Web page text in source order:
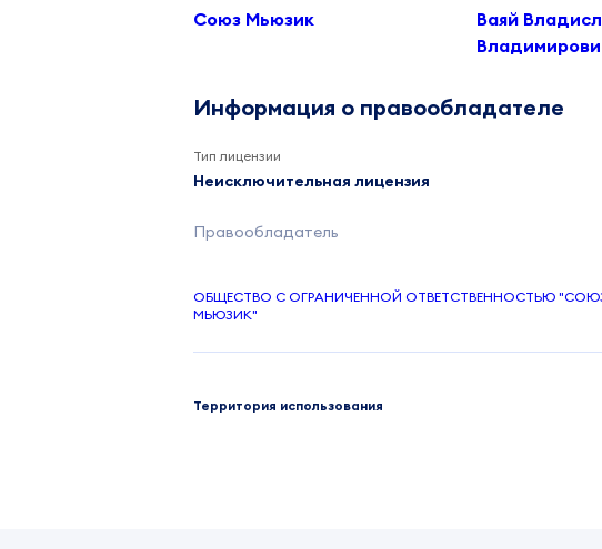
Союз Мьюзик
Ваяй
Информация о правообладателе
Тип лицензии
Неисключительная лицензия
Правообладатель
ОБЩЕСТВО С ОГРАНИЧЕННОЙ ОТВЕТСТВЕННОСТЬЮ
МЬЮЗИК"
Территория использования